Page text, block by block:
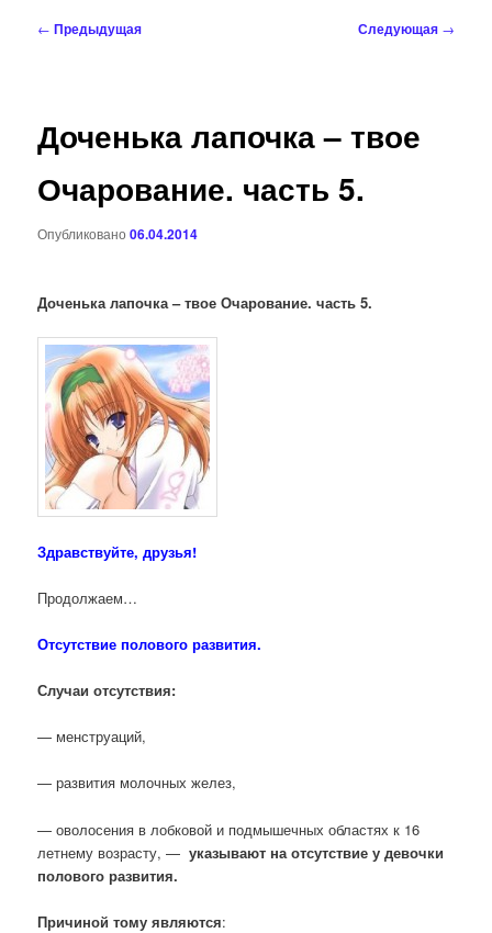
Навигация
← Предыдущая Следующая →
Доченька лапочка – твое
Очарование. часть 5.
Опубликовано06.04.2014
Доченька лапочка – твое Очарование. часть 5.
Здравствуйте, друзья!
Продолжаем…
Отсутствие полового развития.
Случаи отсутствия:
— менструаций,
— развития молочных желез,
— оволосения в лобковой и подмышечных областях к 16
летнему возрасту, —указывают на отсутствие у девочки
полового развития.
Причиной тому являются: